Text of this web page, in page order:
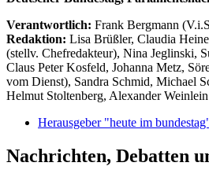
Verantwortlich: Frank Bergmann
Redaktion: Lisa Brüßler, Claudia
(stellv. Chefredakteur), Nina Jeglinski,
Claus Peter Kosfeld, Johanna Metz,
vom Dienst), Sandra Schmid, Michael
Helmut Stoltenberg, Alexander Weinlein
Herausgeber "heute im
Nachrichten, Debatten